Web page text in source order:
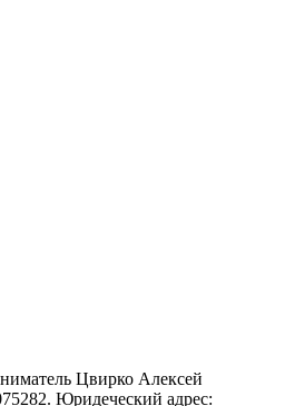
Цвирко Алексей
Юридеческий адрес: